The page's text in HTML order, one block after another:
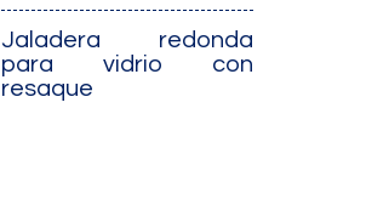
Jaladera redonda
para vidrio con
resaque